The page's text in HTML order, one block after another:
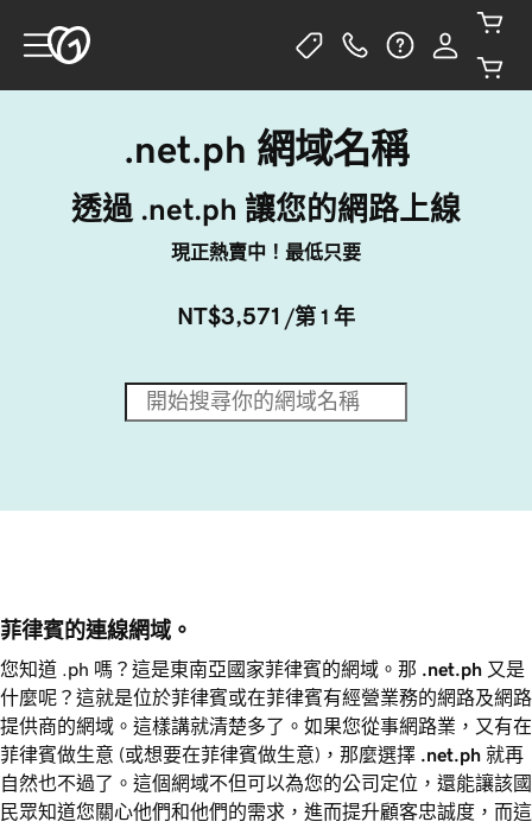
.net.ph 網域名稱
透過 .net.ph 讓您的網路上線
現正熱賣中！最低只要
NT$3,571 /第 1 年
菲律賓的連線網域。
您知道 .ph 嗎？這是東南亞國家菲律賓的網域。那 .net.ph 又是
什麼呢？這就是位於菲律賓或在菲律賓有經營業務的網路及網路
提供商的網域。這樣講就清楚多了。如果您從事網路業，又有在
菲律賓做生意 (或想要在菲律賓做生意)，那麼選擇 .net.ph 就再
自然也不過了。這個網域不但可以為您的公司定位，還能讓該國
民眾知道您關心他們和他們的需求，進而提升顧客忠誠度，而這